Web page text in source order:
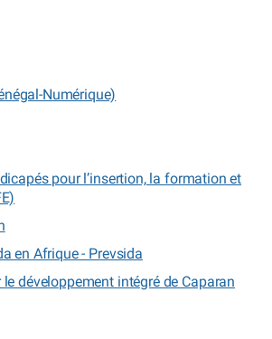
Numérique)
pour l’insertion, la formation et
en Afrique - Prevsida
développement intégré de Caparan